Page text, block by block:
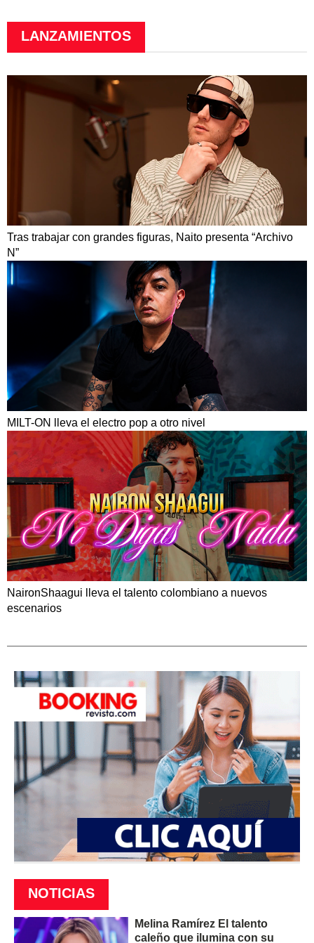
LANZAMIENTOS
Tras trabajar con grandes figuras, Naito presenta “Archivo
N”
MILT-ON lleva el electro pop a otro nivel
NaironShaagui lleva el talento colombiano a nuevos
escenarios
NOTICIAS
Melina Ramírez El talento
caleño que ilumina con su